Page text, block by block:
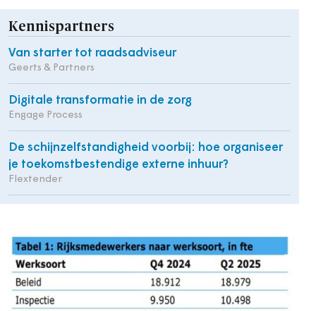
Kennispartners
Van starter tot raadsadviseur
Geerts & Partners
Digitale transformatie in de zorg
Engage Process
De schijnzelfstandigheid voorbij: hoe organiseer
je toekomstbestendige externe inhuur?
Flextender